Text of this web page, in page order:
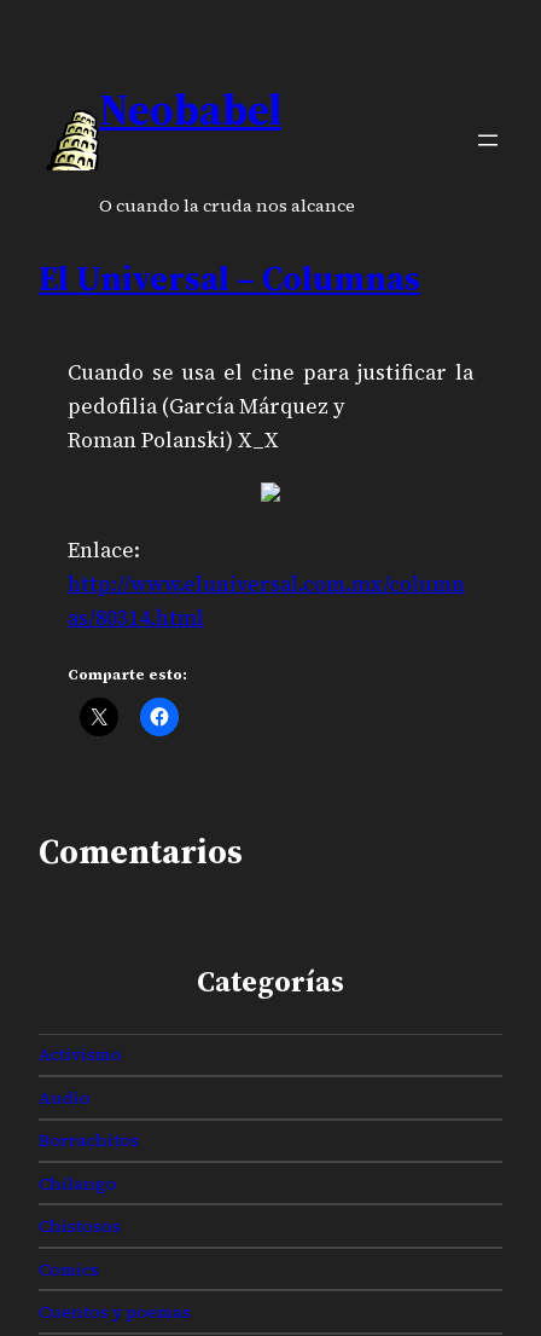
Neobabel
O cuando la cruda nos alcance
El Universal – Columnas
Cuando se usa el cine para justificar la
pedofilia (García Márquez y
Roman Polanski) X_X
Enlace:
http://www.eluniversal.com.mx/column
as/80314.html
Comparte esto:
Comentarios
Categorías
Activismo
Audio
Borrachitos
Chilango
Chistosos
Comics
Cuentos y poemas